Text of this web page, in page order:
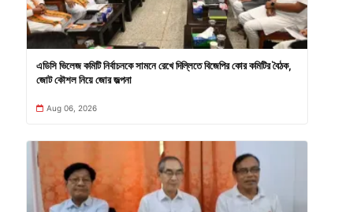
এডিসি ভিলেজ কমিটি নির্বাচনকে সামনে রেখে দিল্লিতে বিজেপির কোর কমিটির বৈঠক,
জোট কৌশল নিয়ে জোর জল্পনা
Aug 06, 2026